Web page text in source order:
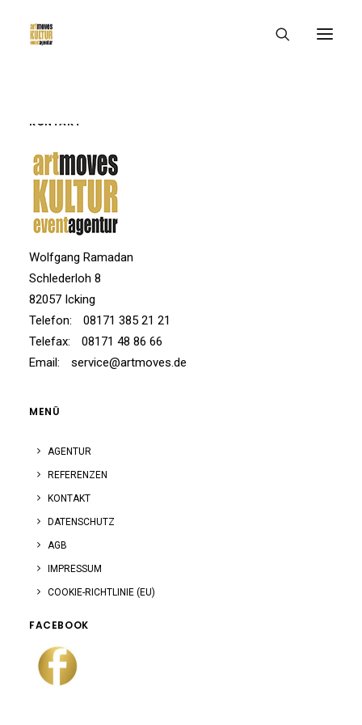
KONTAKT
Wolfgang Ramadan
Schlederloh 8
82057 Icking
Telefon:
08171 385 21 21
Telefax:
08171 48 86 66
Email:
service@artmoves.de
MENÜ
AGENTUR
REFERENZEN
KONTAKT
DATENSCHUTZ
AGB
IMPRESSUM
COOKIE-RICHTLINIE (EU)
FACEBOOK